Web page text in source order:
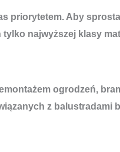
priorytetem. Aby
najwyższej klasy
ogrodzeń,
z